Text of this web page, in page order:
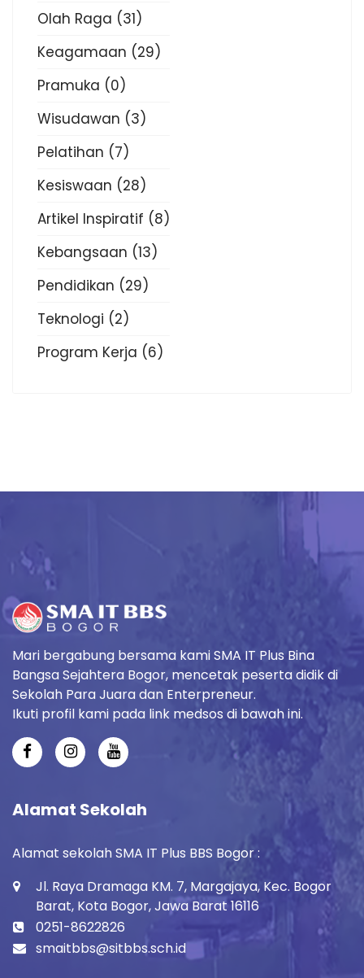
Olah Raga (31)
Keagamaan (29)
Pramuka (0)
Wisudawan (3)
Pelatihan (7)
Kesiswaan (28)
Artikel Inspiratif (8)
Kebangsaan (13)
Pendidikan (29)
Teknologi (2)
Program Kerja (6)
Mari bergabung bersama kami SMA IT Plus Bina
Bangsa Sejahtera Bogor, mencetak peserta didik di
Sekolah Para Juara dan Enterpreneur.
Ikuti profil kami pada link medsos di bawah ini.
Alamat Sekolah
Alamat sekolah SMA IT Plus BBS Bogor :
Jl. Raya Dramaga KM. 7, Margajaya, Kec. Bogor
Barat, Kota Bogor, Jawa Barat 16116
0251-8622826
smaitbbs@sitbbs.sch.id